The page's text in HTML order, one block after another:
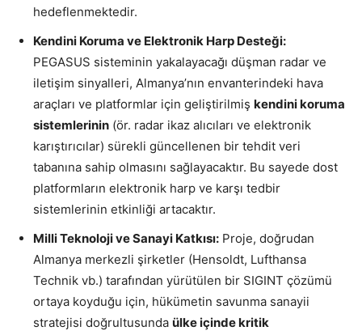
hedeflenmektedir.
Kendini Koruma ve Elektronik Harp Desteği:
PEGASUS sisteminin yakalayacağı düşman radar ve
iletişim sinyalleri, Almanya’nın envanterindeki hava
araçları ve platformlar için geliştirilmiş kendini koruma
sistemlerinin (ör. radar ikaz alıcıları ve elektronik
karıştırıcılar) sürekli güncellenen bir tehdit veri
tabanına sahip olmasını sağlayacaktır. Bu sayede dost
platformların elektronik harp ve karşı tedbir
sistemlerinin etkinliği artacaktır.
Milli Teknoloji ve Sanayi Katkısı: Proje, doğrudan
Almanya merkezli şirketler (Hensoldt, Lufthansa
Technik vb.) tarafından yürütülen bir SIGINT çözümü
ortaya koyduğu için, hükümetin savunma sanayii
stratejisi doğrultusunda ülke içinde kritik